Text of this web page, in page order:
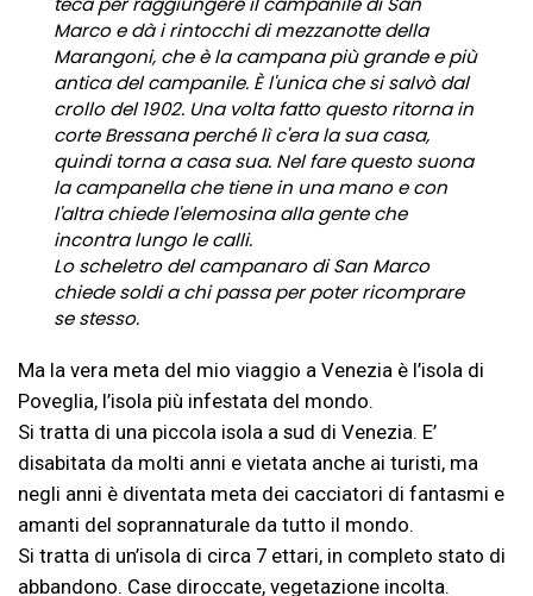
Marco e dà i rintocchi di mezzanotte della
Marangoni, che è la campana più grande e più
antica del campanile. È l'unica che si salvò dal
crollo del 1902. Una volta fatto questo ritorna in
corte Bressana perché lì c'era la sua casa,
quindi torna a casa sua. Nel fare questo suona
la campanella che tiene in una mano e con
l'altra chiede l'elemosina alla gente che
incontra lungo le calli.
Lo scheletro del campanaro di San Marco
chiede soldi a chi passa per poter ricomprare
se stesso.
Ma la vera meta del mio viaggio a Venezia è l’isola di
Poveglia, l’isola più infestata del mondo.
Si tratta di una piccola isola a sud di Venezia. E’
disabitata da molti anni e vietata anche ai turisti, ma
negli anni è diventata meta dei cacciatori di fantasmi e
amanti del soprannaturale da tutto il mondo.
Si tratta di un’isola di circa 7 ettari, in completo stato di
abbandono. Case diroccate, vegetazione incolta.
©Leggendemetropolitane.net. All Rights Reserved.
Illustrazioni ©Danilo "Sailor Danny" Mancini